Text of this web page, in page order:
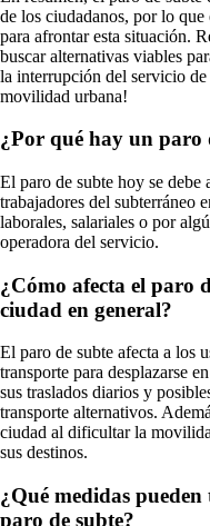
de los ciudadanos, por lo
para afrontar esta situación.
buscar alternativas viables
la interrupción del servicio de
movilidad urbana!
¿Por qué hay un paro
El paro de subte hoy se debe
trabajadores del subterráneo
laborales, salariales o por
operadora del servicio.
¿Cómo afecta el paro
ciudad en general?
El paro de subte afecta a los
transporte para desplazarse
sus traslados diarios y
transporte alternativos.
ciudad al dificultar la
sus destinos.
¿Qué medidas
paro de subte?